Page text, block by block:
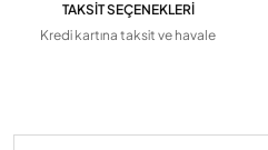
TAKSİT SEÇENEKLERİ
Kredi kartına taksit ve havale